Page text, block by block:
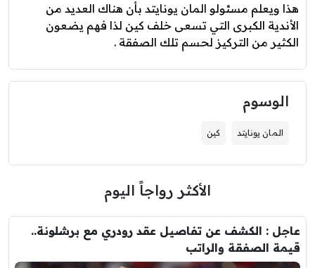
هذا ويعلم مسئولو المان يونايتد بأن هناك العديد من
الأندية الكبرى التي تسعى خلف كين لذا فهم يضعون
الكثير من التركيز لحسم تلك الصفقة .
الوسوم
المان يونايتد كين
الأكثر رواجاً اليوم
عاجل : الكشف عن تفاصيل عقد رودري مع برشلونة..
قيمة الصفقة والراتب